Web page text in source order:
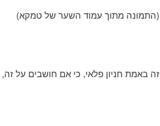
(התמונה מתוך עמוד השער של טמקא)
זה באמת חניון פלאי, כי אם חושבים על זה,